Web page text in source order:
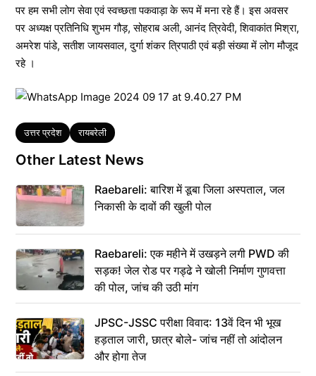
पर हम सभी लोग सेवा एवं स्वच्छता पकवाड़ा के रूप में मना रहे हैं। इस अवसर
पर अध्यक्ष प्रतिनिधि शुभम गौड़, सोहराब अली, आनंद त्रिवेदी, शिवाकांत मिश्रा,
अमरेश पांडे, सतीश जायसवाल, दुर्गा शंकर त्रिपाठी एवं बड़ी संख्या में लोग मौजूद
रहे ।
Tags
उत्तर प्रदेश रायबरेली
Other Latest News
Raebareli: बारिश में डूबा जिला अस्पताल, जल
निकासी के दावों की खुली पोल
Raebareli: एक महीने में उखड़ने लगी PWD की
सड़क! जेल रोड पर गड्ढे ने खोली निर्माण गुणवत्ता
की पोल, जांच की उठी मांग
JPSC-JSSC परीक्षा विवाद: 13वें दिन भी भूख
हड़ताल जारी, छात्र बोले- जांच नहीं तो आंदोलन
और होगा तेज